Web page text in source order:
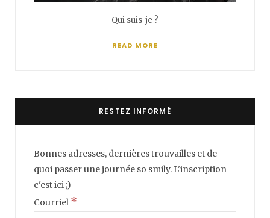
Qui suis-je ?
READ MORE
RESTEZ INFORMÉ
Bonnes adresses, dernières trouvailles et de
quoi passer une journée so smily. L'inscription
c'est ici ;)
Courriel *